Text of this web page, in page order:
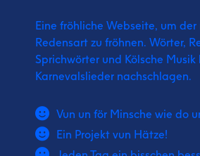
Eine fröhliche Webseite, um der
Redensart zu fröhnen. Wörter,
Sprichwörter und Kölsche Musik
Karnevalslieder nachschlagen.
Vun un för Minsche wie do
Ein Projekt vun Hätze!